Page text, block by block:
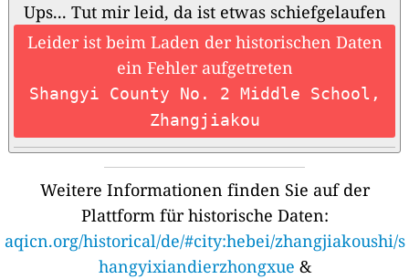
Ups... Tut mir leid, da ist etwas schiefgelaufen
Leider ist beim Laden der historischen Daten
ein Fehler aufgetreten
Shangyi County No. 2 Middle School,
Zhangjiakou
Weitere Informationen finden Sie auf der
Plattform für historische Daten:
aqicn.org/historical/de/#city:hebei/zhangjiakoushi/s
hangyixiandierzhongxue &